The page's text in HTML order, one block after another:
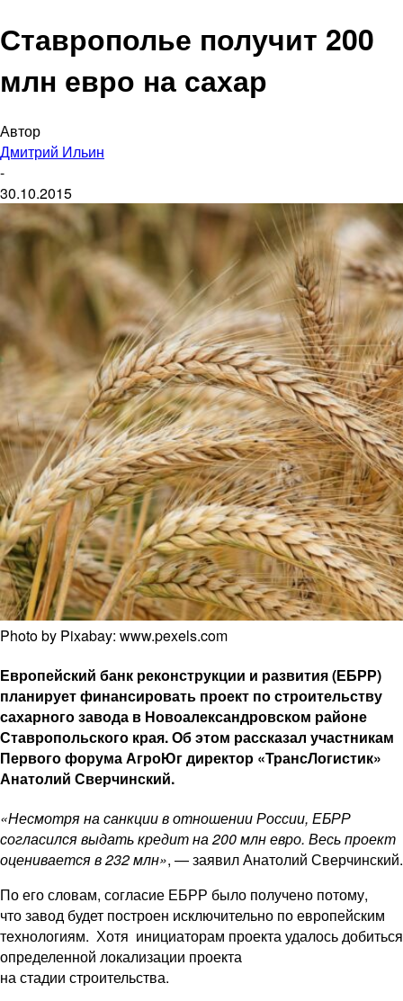
Ставрополье получит 200
млн евро на сахар
Автор
Дмитрий Ильин
-
30.10.2015
Photo by Pixabay: www.pexels.com
Европейский банк реконструкции и развития (ЕБРР)
планирует финансировать проект по строительству
сахарного завода в Новоалександровском районе
Ставропольского края. Об этом рассказал участникам
Первого форума АгроЮг директор «ТрансЛогистик»
Анатолий Сверчинский.
«Несмотря на санкции в отношении России, ЕБРР
согласился выдать кредит на 200 млн евро. Весь проект
оценивается в 232 млн», — заявил Анатолий Сверчинский.
По его словам, согласие ЕБРР было получено потому,
что завод будет построен исключительно по европейским
технологиям. Хотя инициаторам проекта удалось добиться
определенной локализации проекта
на стадии строительства.